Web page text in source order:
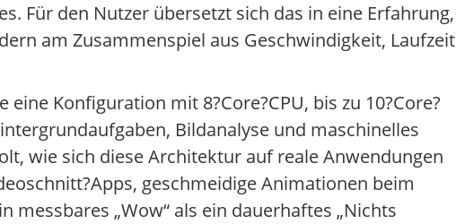
Für den Nutzer übersetzt sich das in eine Erfahrung,
am Zusammenspiel aus Geschwindigkeit, Laufzeit
Konfiguration mit 8?Core?CPU, bis zu 10?Core?
Bildanalyse und maschinelles
wie sich diese Architektur auf reale Anwendungen
geschmeidige Animationen beim
messbares „Wow“ als ein dauerhaftes „Nichts